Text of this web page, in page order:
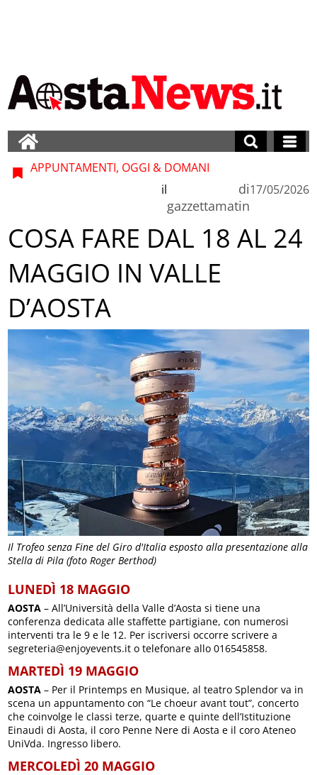
Il Trofeo senza Fine del Giro d'Italia esposto alla presentazione alla
Stella di Pila (foto Roger Berthod)
APPUNTAMENTI, OGGI & DOMANI
di
gazzettamatin
il 17/05/2026
COSA FARE DAL 18 AL 24
MAGGIO IN VALLE
D’AOSTA
LUNEDÌ 18 MAGGIO
AOSTA – All’Università della Valle d’Aosta si tiene una
conferenza dedicata alle staffette partigiane, con numerosi
interventi tra le 9 e le 12. Per iscriversi occorre scrivere a
segreteria@enjoyevents.it o telefonare allo 016545858.
MARTEDÌ 19 MAGGIO
AOSTA – Per il Printemps en Musique, al teatro Splendor va in
scena un appuntamento con “Le choeur avant tout”, concerto
che coinvolge le classi terze, quarte e quinte dell’Istituzione
Einaudi di Aosta, il coro Penne Nere di Aosta e il coro Ateneo
UniVda. Ingresso libero.
MERCOLEDÌ 20 MAGGIO